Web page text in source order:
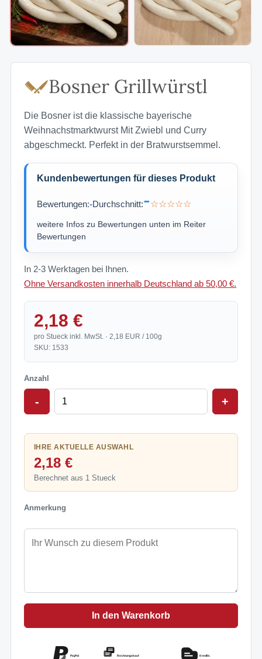
Bosner Grillwürstl
Die Bosner ist die klassische bayerische
Weihnachstmarktwurst Mit Zwiebl und Curry
abgeschmeckt. Perfekt in der Bratwurstsemmel.
Kundenbewertungen für dieses Produkt
Bewertungen:-Durchschnitt:-☆☆☆☆☆
weitere Infos zu Bewertungen unten im Reiter
Bewertungen
In 2-3 Werktagen bei Ihnen.
Ohne Versandkosten innerhalb Deutschland ab 50,00 €.
2,18 €
pro Stueck inkl. MwSt. · 2,18 EUR / 100g
SKU: 1533
Anzahl
- +
IHRE AKTUELLE AUSWAHL
2,18 €
Berechnet aus 1 Stueck
Anmerkung
In den Warenkorb
PayPal Rechnungskauf Kreditkarte